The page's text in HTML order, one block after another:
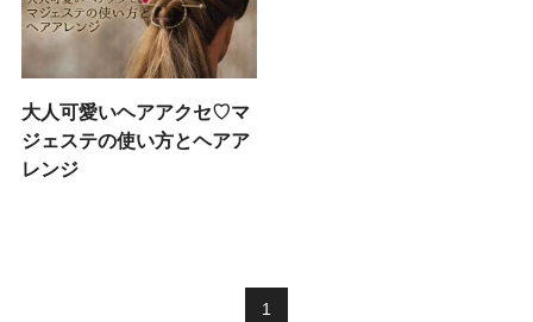
大人可愛いヘアアクセ♡マ
ジェステの使い方とヘアア
レンジ
1